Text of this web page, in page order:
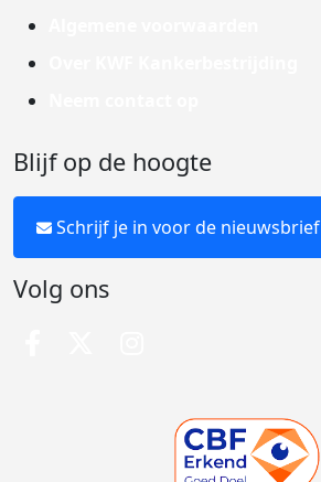
Blijf op de hoogte
Schrijf je in voor de nieuwsbrief
Volg ons